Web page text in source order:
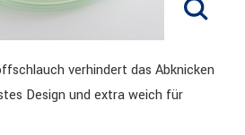
verhindert das Abknicken
Design und extra weich für